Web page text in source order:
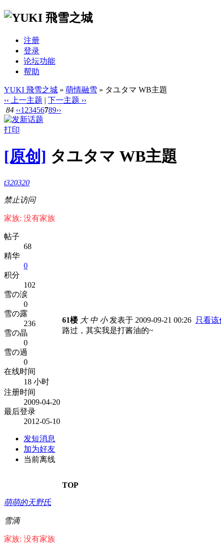
注册
登录
论坛功能
帮助
YUKI 飛雪之城 » 萌情融雪 » タユタマ WB主題
‹‹ 上一主题 | 下一主题 ››
84 ‹‹1 23456789››
打印
[原创] タユタマ WB主題
t320320
禁止访问
家族: 没有家族
帖子
68
精华
0
积分
102
雪の涙
0
雪の露
236
雪の晶
0
雪の過
0
在线时间
18 小时
注册时间
2009-04-20
最后登录
2012-05-10
发短消息
加为好友
当前离线
61楼 大 中 小发表于 2009-09-21 00:26 只看该
路过，其实我是打酱油的~
TOP
萌萌的天野氏
雪滴
家族: 没有家族